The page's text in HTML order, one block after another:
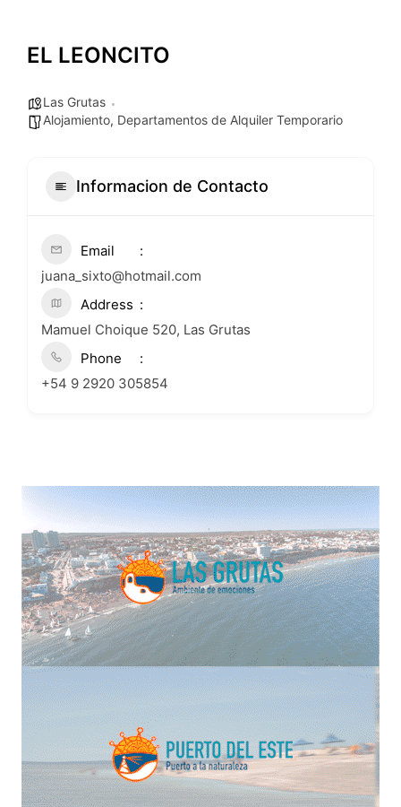
EL LEONCITO
Las Grutas
Alojamiento, Departamentos de Alquiler Temporario
Informacion de Contacto
Email
juana_sixto@hotmail.com
Address
Mamuel Choique 520, Las Grutas
Phone
+54 9 2920 305854